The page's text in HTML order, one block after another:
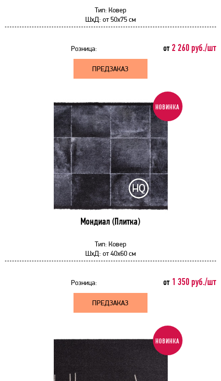
Тип: Ковер
ШхД: от50x75 см
Розница: от 2 260 руб./шт
ПРЕДЗАКАЗ
НОВИНКА
Мондиал (Плитка)
Тип: Ковер
ШхД: от40x60 см
Розница: от 1 350 руб./шт
ПРЕДЗАКАЗ
НОВИНКА